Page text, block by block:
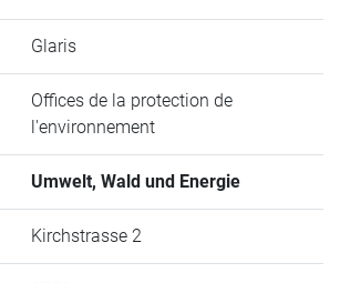
Glaris
Offices de la protection de
l'environnement
Umwelt, Wald und Energie
Kirchstrasse 2